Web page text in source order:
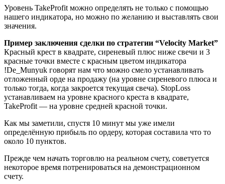
Уровень TakeProfit можно определять не только с помощью
нашего индикатора, но можно по желанию и выставлять свои
значения.
Пример заключения сделки по стратегии “Velocity Market”
Красный крест в квадрате, сиреневый плюс ниже свечи и 3
красные точки вместе с красным цветом индикатора
!De_Munyuk говорят нам что можно смело устанавливать
отложенный орде на продажу (на уровне сиреневого плюса и
только тогда, когда закроется текущая свеча). StopLoss
устанавливаем на уровне красного креста в квадрате,
TakeProfit — на уровне средней красной точки.
Как мы заметили, спустя 10 минут мы уже имели
определённую прибыль по ордеру, которая составила что то
около 10 пунктов.
Прежде чем начать торговлю на реальном счету, советуется
некоторое время потренироваться на демонстрационном
счету.